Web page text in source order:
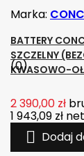
Marka:
BATTERY
SZCZELNY
KWASOWO-
(0)
2 390,00 zł
1 943,09 zł
 Dodaj